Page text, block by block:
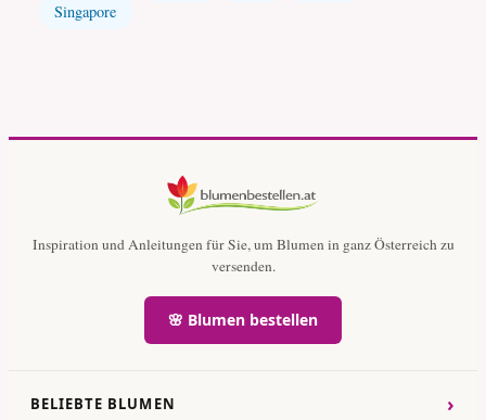
Singapore
Inspiration und Anleitungen für Sie, um Blumen in ganz Österreich zu
versenden.
🌸 Blumen bestellen
BELIEBTE BLUMEN ›